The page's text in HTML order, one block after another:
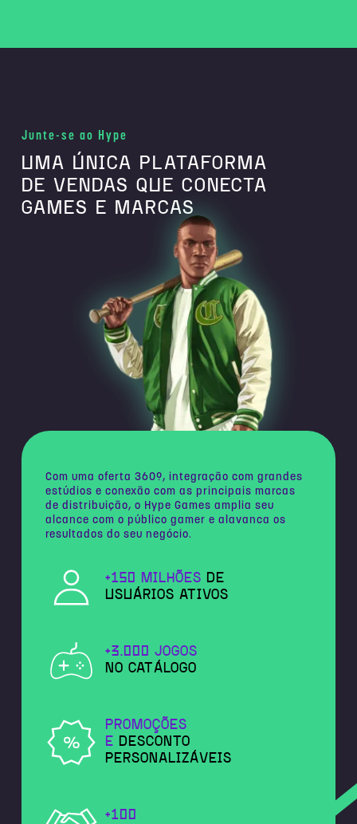
Junte-se ao Hype
UMA ÚNICA PLATAFORMA
DE VENDAS QUE CONECTA
GAMES E MARCAS
Com uma oferta 360º, integração com grandes
estúdios e conexão com as principais marcas
de distribuição, o Hype Games amplia seu
alcance com o público gamer e alavanca os
resultados do seu negócio.
+150 MILHÕES DE
USUÁRIOS ATIVOS
+3.000 JOGOS
NO CATÁLOGO
PROMOÇÕES
E DESCONTO
PERSONALIZÁVEIS
+100